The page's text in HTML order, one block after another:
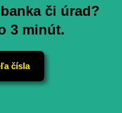
či úrad?
3 minút.
čísla